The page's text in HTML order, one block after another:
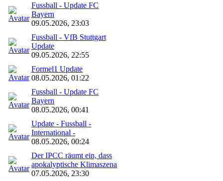
Fussball - Update FC
Bayern
09.05.2026, 23:03
Fussball - VfB Stuttgart
Update
09.05.2026, 22:55
Formel1 Update
08.05.2026, 01:22
Fussball - Update FC
Bayern
08.05.2026, 00:41
Update - Fussball -
International -
08.05.2026, 00:24
Der IPCC räumt ein, dass
apokalyptische Klimaszena
07.05.2026, 23:30